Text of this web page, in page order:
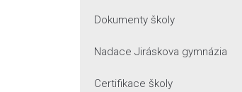
Dokumenty školy
Nadace Jiráskova gymnázia
Certifikace školy